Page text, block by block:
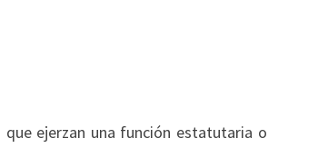
ejerzan una función estatutaria o